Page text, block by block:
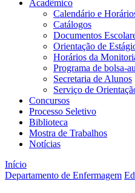
Acadêmico
Calendário e
Catálogos
Documentos
Orientação de
Horários da
Programa de bolsa-
Secretaria de Alunos
Serviço de
Concursos
Processo Seletivo
Biblioteca
Mostra de Trabalhos
Notícias
Início
Departamento de Enfermagem